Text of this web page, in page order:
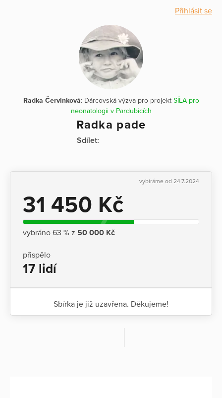
Přihlásit se
Radka Červinková: Dárcovská výzva pro projekt SÍLA pro
neonatologii v Pardubicích
Radka pade
Sdílet:
vybíráme od 24.7.2024
31 450 Kč
vybráno 63 % z 50 000 Kč
přispělo
17 lidí
Sbírka je již uzavřena. Děkujeme!